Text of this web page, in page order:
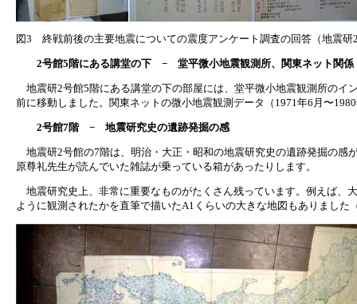
図3 終戦前後の主要地震についての震度アンケート調査の回答（地震研
2号館5階にある講堂の下 − 堂平微小地震観測所、関東ネット関係
地震研2号館5階にある講堂の下の部屋には、堂平微小地震観測所のイ
前に移動しました。関東ネットの微小地震観測データ（1971年6月〜
2号館7階 − 地震研究史の遺跡発掘の感
地震研2号館の7階は、明治・大正・昭和の地震研究史の遺跡発掘の感
原尊礼先生が読んでいた雑誌が乗っている箱があったりします。
地震研究史上、非常に重要なものがたくさん残っています。例えば、
ように観測されたかを直筆で描いたA1くらいの大きな地図もありました